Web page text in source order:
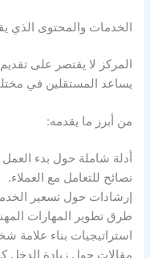
الخدمات والمحتوى الذي
المركز لا يقتصر على
يساعد المستقلين في
من أبرز ما يقدمه:
أدلة شاملة حول بدء العمل
نصائح للتعامل مع العملاء.
إرشادات حول تسعير
طرق تطوير المهارات
استراتيجيات بناء علامة
مقالات حول زيادة الدخل